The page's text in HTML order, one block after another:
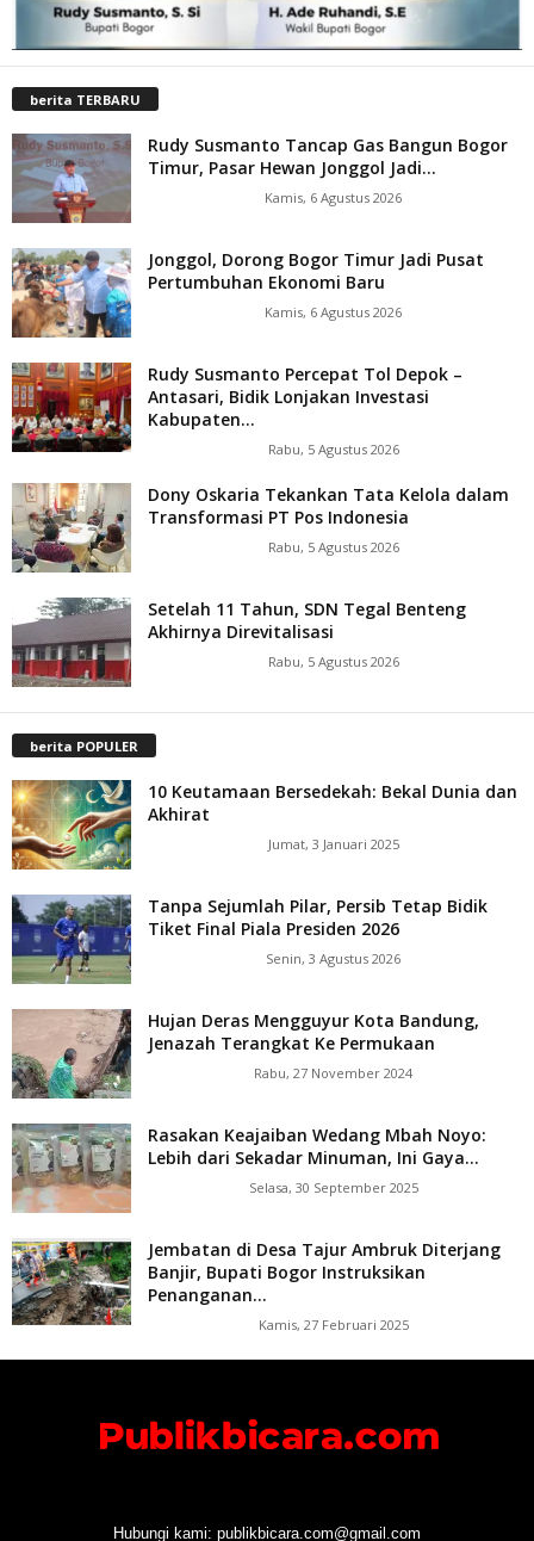
berita TERBARU
Rudy Susmanto Tancap Gas Bangun Bogor
Timur, Pasar Hewan Jonggol Jadi...
Kamis, 6 Agustus 2026
Jonggol, Dorong Bogor Timur Jadi Pusat
Pertumbuhan Ekonomi Baru
Kamis, 6 Agustus 2026
Rudy Susmanto Percepat Tol Depok –
Antasari, Bidik Lonjakan Investasi
Kabupaten...
Rabu, 5 Agustus 2026
Dony Oskaria Tekankan Tata Kelola dalam
Transformasi PT Pos Indonesia
Rabu, 5 Agustus 2026
Setelah 11 Tahun, SDN Tegal Benteng
Akhirnya Direvitalisasi
Rabu, 5 Agustus 2026
berita POPULER
10 Keutamaan Bersedekah: Bekal Dunia dan
Akhirat
Jumat, 3 Januari 2025
Tanpa Sejumlah Pilar, Persib Tetap Bidik
Tiket Final Piala Presiden 2026
Senin, 3 Agustus 2026
Hujan Deras Mengguyur Kota Bandung,
Jenazah Terangkat Ke Permukaan
Rabu, 27 November 2024
Rasakan Keajaiban Wedang Mbah Noyo:
Lebih dari Sekadar Minuman, Ini Gaya...
Selasa, 30 September 2025
Jembatan di Desa Tajur Ambruk Diterjang
Banjir, Bupati Bogor Instruksikan
Penanganan...
Kamis, 27 Februari 2025
Hubungi kami: publikbicara.com@gmail.com